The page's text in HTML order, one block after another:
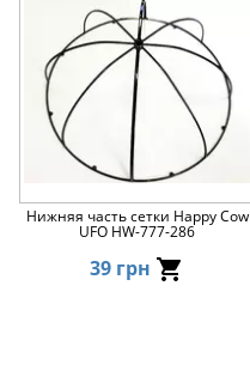
Нижняя часть сетки Happy Cow
UFO HW-777-286
39 грн